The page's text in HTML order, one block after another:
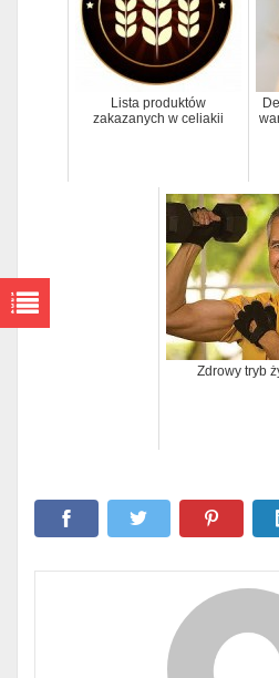
Lista produktów
zakazanych w celiakii
Zdrowy tryb